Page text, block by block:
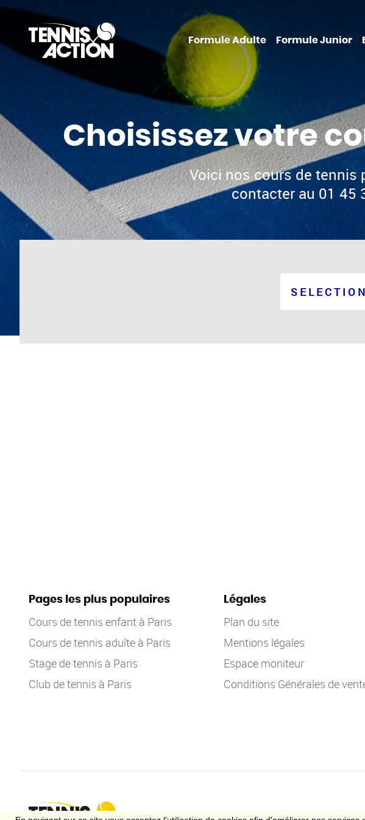
Formule Adulte Formule Junior
Choisissez votre
Voici nos cours de tennis
contacter au 01 45
Pages les plus populaires
Cours de tennis enfant à Paris
Cours de tennis adulte à Paris
Stage de tennis à Paris
Club de tennis à Paris
Légales
Plan du site
Mentions légales
Espace moniteur
Conditions Générales de